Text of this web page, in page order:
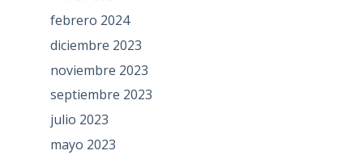
febrero 2024
diciembre 2023
noviembre 2023
septiembre 2023
julio 2023
mayo 2023